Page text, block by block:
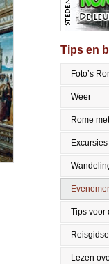
Tips en
Foto’s
Weer
Rome
Tips voor
Lezen